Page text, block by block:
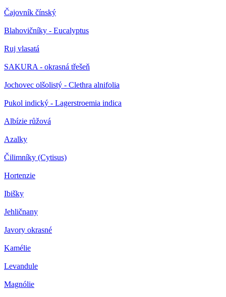
Čajovník čínský
Blahovičníky - Eucalyptus
Ruj vlasatá
SAKURA - okrasná třešeň
Jochovec olšolistý - Clethra alnifolia
Pukol indický - Lagerstroemia indica
Albízie růžová
Azalky
Čilimníky (Cytisus)
Hortenzie
Ibišky
Jehličnany
Javory okrasné
Kamélie
Levandule
Magnólie